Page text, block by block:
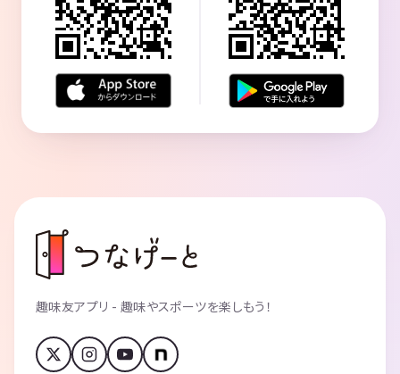
趣味友アプリ - 趣味やスポーツを楽しもう！